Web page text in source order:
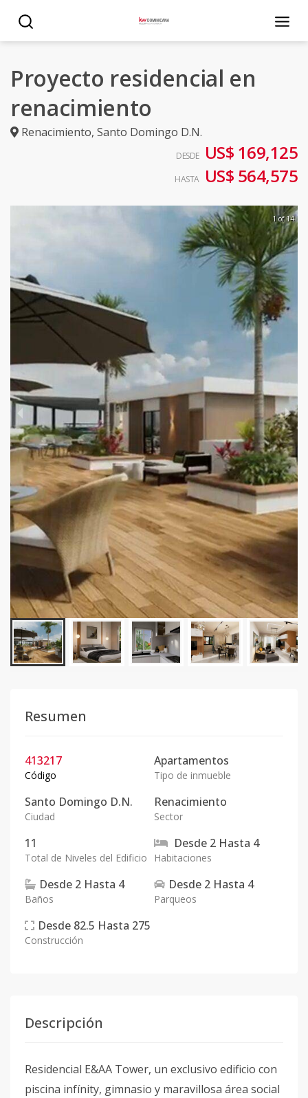
Proyecto residencial en
renacimiento
Renacimiento, Santo Domingo D.N.
DESDE US$ 169,125
HASTA US$ 564,575
1 of 14
Resumen
413217
Código
Apartamentos
Tipo de inmueble
Santo Domingo D.N.
Ciudad
Renacimiento
Sector
11
Total de Niveles del Edificio
Desde 2 Hasta 4
Habitaciones
Desde 2 Hasta 4
Baños
Desde 2 Hasta 4
Parqueos
Desde 82.5 Hasta 275
Construcción
Descripción
Residencial E&AA Tower, un exclusivo edificio con
piscina infínity, gimnasio y maravillosa área social